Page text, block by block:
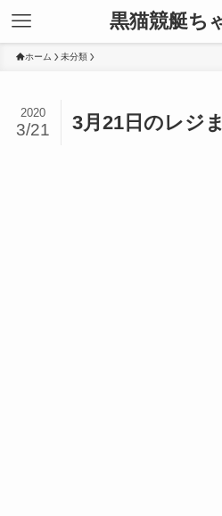
黒猫競艇ち
ホーム 未分類
3月21日のレジ
2020
3/21